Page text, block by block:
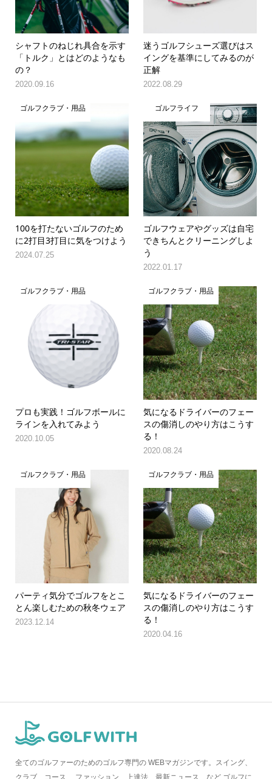
シャフトのねじれ具合を示す
「トルク」とはどのようなも
の？
2020.09.16
迷うゴルフシューズ選びはス
イングを基準にしてみるのが
正解
2022.08.29
ゴルフクラブ・用品
100を打たないゴルフのため
に2打目3打目に気をつけよう
2024.07.25
ゴルフライフ
ゴルフウェアやグッズは自宅
できちんとクリーニングしよ
う
2022.01.17
ゴルフクラブ・用品
プロも実践！ゴルフボールに
ラインを入れてみよう
2020.10.05
ゴルフクラブ・用品
気になるドライバーのフェー
スの傷消しのやり方はこうす
る！
2020.08.24
ゴルフクラブ・用品
パーティ気分でゴルフをとこ
とん楽しむための秋冬ウェア
2023.12.14
ゴルフクラブ・用品
気になるドライバーのフェー
スの傷消しのやり方はこうす
る！
2020.04.16
全てのゴルファーのためのゴルフ専門の WEBマガジンです。スイング、
クラブ、コース、 ファッション、上達法、最新ニュース、など ゴルフに